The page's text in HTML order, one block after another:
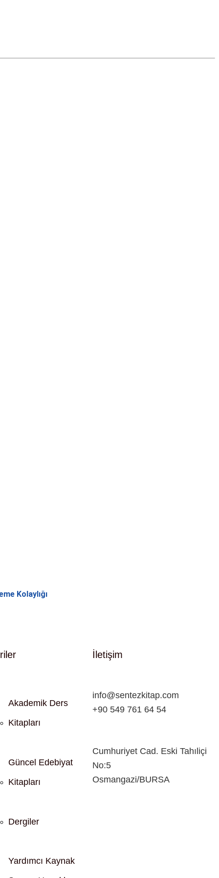
Kolaylığı
Akademik Ders
Kitapları
Güncel Edebiyat
Kitapları
Dergiler
Yardımcı Kaynak
İletişim
info@sentezkitap.com
+90 549 761 64 54
Cumhuriyet Cad. Eski Tahıliçi
No:5
Osmangazi/BURSA